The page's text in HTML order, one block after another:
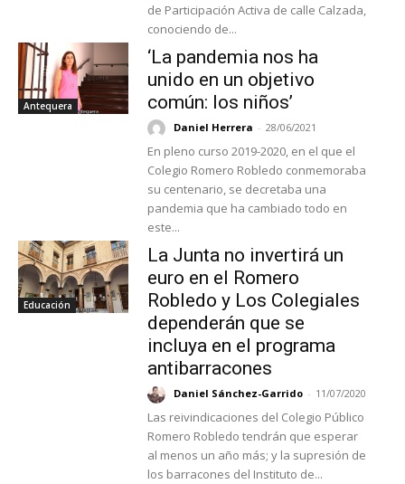
de Participación Activa de calle Calzada,
conociendo de...
Antequera
‘La pandemia nos ha
unido en un objetivo
común: los niños’
Daniel Herrera - 28/06/2021
En pleno curso 2019-2020, en el que el
Colegio Romero Robledo conmemoraba
su centenario, se decretaba una
pandemia que ha cambiado todo en
este...
Educación
La Junta no invertirá un
euro en el Romero
Robledo y Los Colegiales
dependerán que se
incluya en el programa
antibarracones
Daniel Sánchez-Garrido - 11/07/2020
Las reivindicaciones del Colegio Público
Romero Robledo tendrán que esperar
al menos un año más; y la supresión de
los barracones del Instituto de...